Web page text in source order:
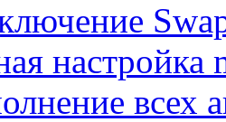
настройка
всех